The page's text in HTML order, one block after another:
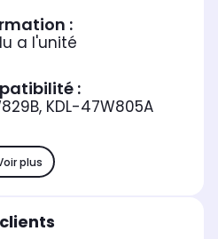
:
a l'unité
:
KDL-47W805A
plus